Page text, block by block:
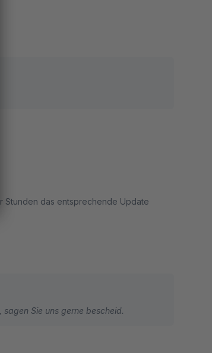
Stunden das entsprechende Update
Sie uns gerne bescheid.